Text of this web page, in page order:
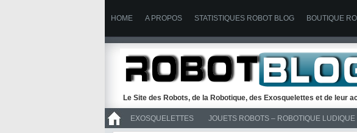
HOME A PROPOS STATISTIQUES ROBOT BLOG BOUTIQUE
Le Site des Robots, de la Robotique, des Exosquelettes et de leur
EXOSQUELETTES JOUETS ROBOTS – ROBOTIQUE LUDIQUE